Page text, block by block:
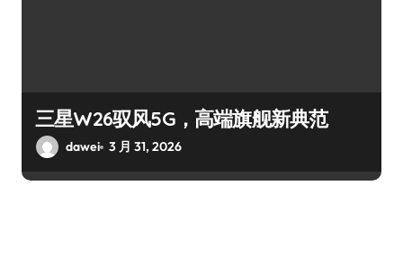
三星W26驭风5G，高端旗舰新典范
dawei 3 月 31, 2026